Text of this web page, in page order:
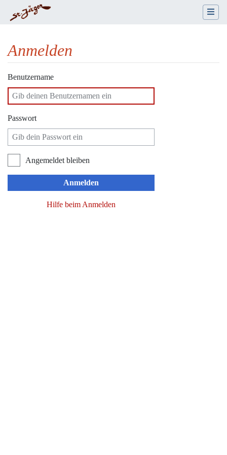
Anmelden
Wechseln zu:Navigation
Benutzername
Passwort
Angemeldet bleiben
Anmelden
Hilfe beim Anmelden